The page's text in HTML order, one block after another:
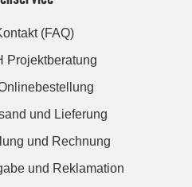
(FAQ)
Projektberatung
und Lieferung
und Rechnung
und Reklamation